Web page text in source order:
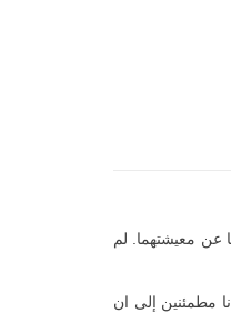
عن معيشتهما. لم
مطمئنين إلى ان